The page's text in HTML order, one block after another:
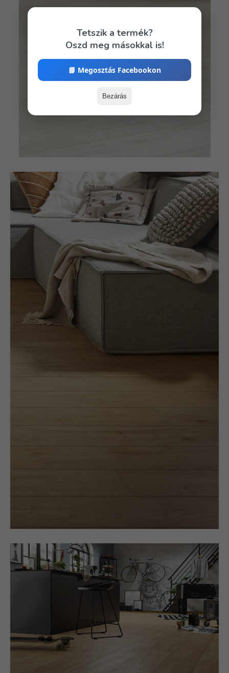
Tetszik a termék?
Oszd meg másokkal is!
📘 Megosztás Facebookon
Bezárás